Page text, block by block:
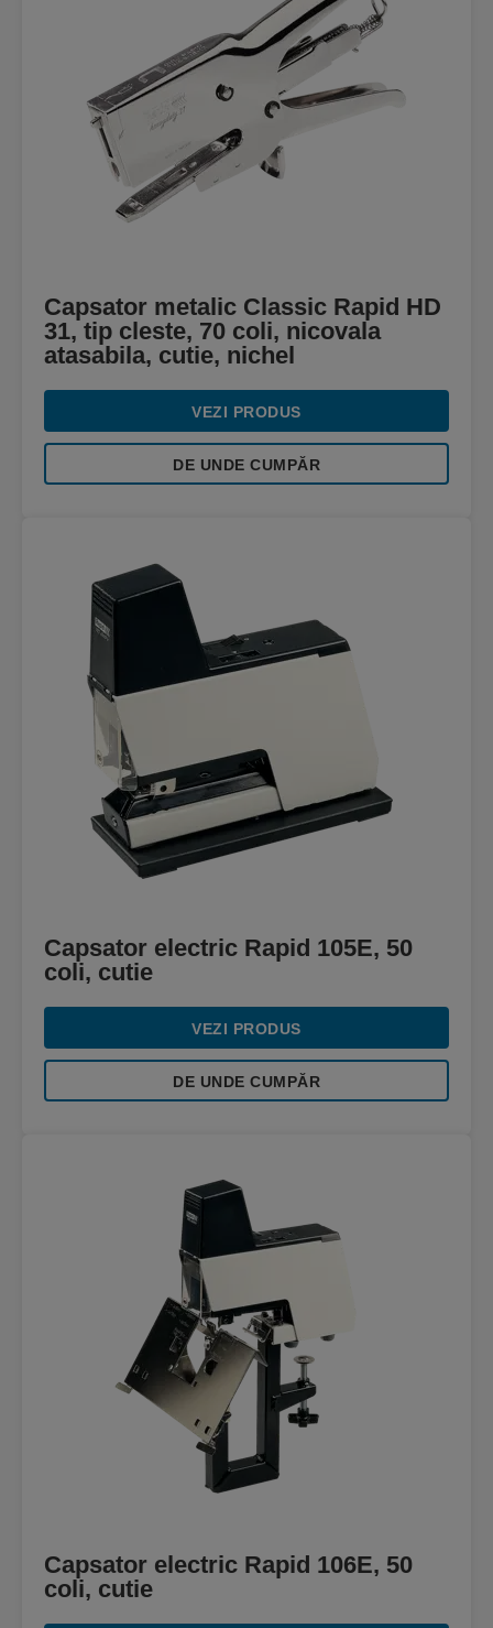
Capsator metalic Classic Rapid HD
31, tip cleste, 70 coli, nicovala
atasabila, cutie, nichel
VEZI PRODUS
DE UNDE CUMPĂR
Capsator electric Rapid 105E, 50
coli, cutie
VEZI PRODUS
DE UNDE CUMPĂR
Capsator electric Rapid 106E, 50
coli, cutie